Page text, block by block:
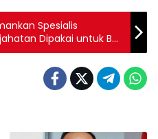
Spesialis
Dipakai untuk Beli